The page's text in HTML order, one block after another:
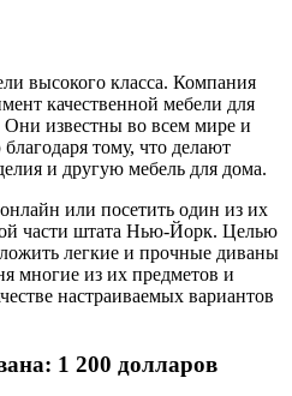
высокого класса. Компания
качественной мебели для
Они известны во всем мире и
тому, что делают
и другую мебель для дома.
или посетить один из их
части штата Нью-Йорк. Целью
легкие и прочные диваны
многие из их предметов и
настраиваемых вариантов
1 200 долларов